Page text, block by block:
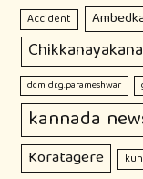
Accident
dcm dr.g.parameshwar
kannada
Koratagere